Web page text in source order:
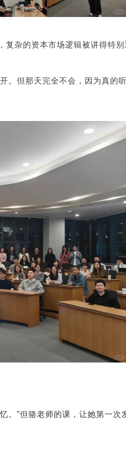
复杂的资本市场逻辑被讲得特
。但那天完全不会，因为真的
。”但骆老师的课，让她第一次